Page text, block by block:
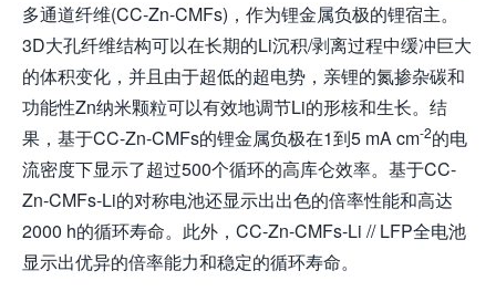
多通道纤维(CC-Zn-CMFs)，作为锂金属负极的锂宿主。
3D大孔纤维结构可以在长期的Li沉积/剥离过程中缓冲巨大
的体积变化，并且由于超低的超电势，亲锂的氮掺杂碳和
功能性Zn纳米颗粒可以有效地调节Li的形核和生长。结
果，基于CC-Zn-CMFs的锂金属负极在1到5 mA cm-2的电
流密度下显示了超过500个循环的高库仑效率。基于CC-
Zn-CMFs-Li的对称电池还显示出出色的倍率性能和高达
2000 h的循环寿命。此外，CC-Zn-CMFs-Li // LFP全电池
显示出优异的倍率能力和稳定的循环寿命。